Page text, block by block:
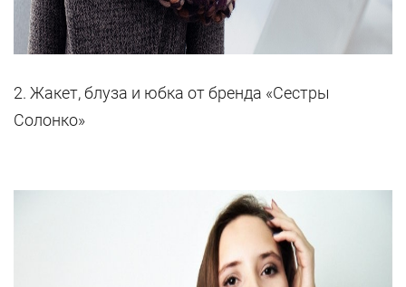
2. Жакет, блуза и юбка от бренда «Сестры
Солонко»